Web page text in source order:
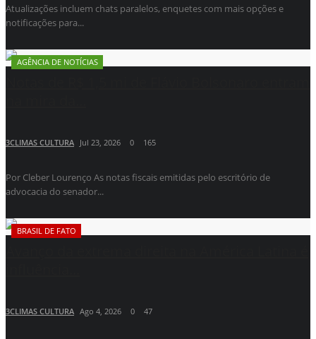
Atualizações incluem chats paralelos, enquetes com mais opções e
notificações para...
AGÊNCIA DE NOTÍCIAS
3CLIMAS CULTURA Jul 23, 2026 0 165
Por Cleber Lourenço As notas fiscais emitidas pelo escritório de
advocacia do senador...
BRASIL DE FATO
3CLIMAS CULTURA Ago 4, 2026 0 47